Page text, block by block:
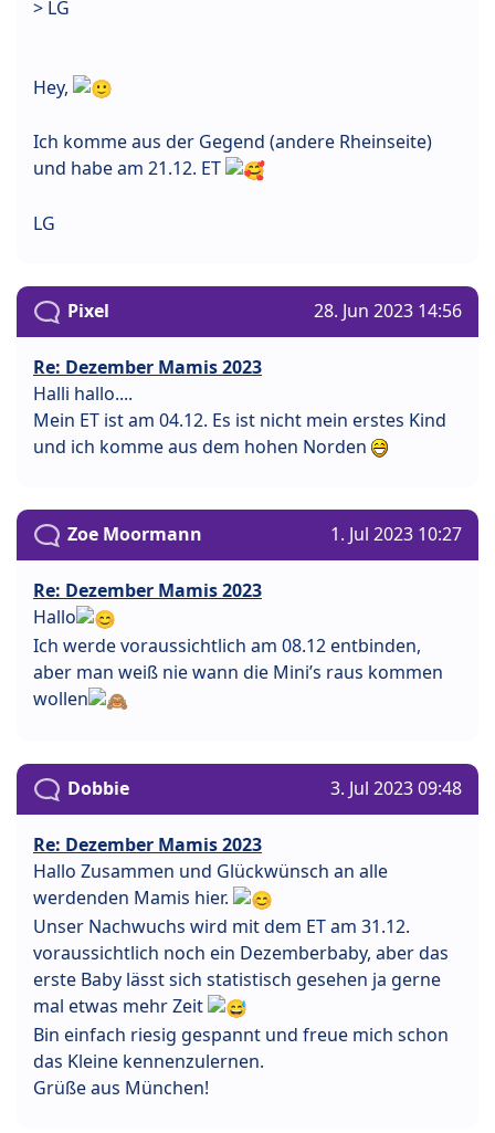
> LG
Hey,
Ich komme aus der Gegend (andere Rheinseite)
und habe am 21.12. ET
LG
Pixel 28. Jun 2023 14:56
Re: Dezember Mamis 2023
Halli hallo....
Mein ET ist am 04.12. Es ist nicht mein erstes Kind
und ich komme aus dem hohen Norden
Zoe Moormann 1. Jul 2023 10:27
Re: Dezember Mamis 2023
Hallo
Ich werde voraussichtlich am 08.12 entbinden,
aber man weiß nie wann die Mini’s raus kommen
wollen
Dobbie 3. Jul 2023 09:48
Re: Dezember Mamis 2023
Hallo Zusammen und Glückwünsch an alle
werdenden Mamis hier.
Unser Nachwuchs wird mit dem ET am 31.12.
voraussichtlich noch ein Dezemberbaby, aber das
erste Baby lässt sich statistisch gesehen ja gerne
mal etwas mehr Zeit
Bin einfach riesig gespannt und freue mich schon
das Kleine kennenzulernen.
Grüße aus München!